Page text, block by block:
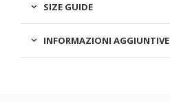
SIZE GUIDE
INFORMAZIONI AGGIUNTIVE